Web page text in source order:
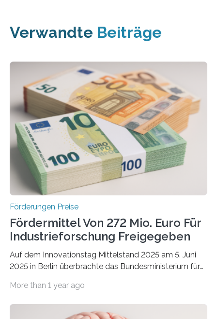
Verwandte Beiträge
Förderungen Preise
Fördermittel Von 272 Mio. Euro Für
Industrieforschung Freigegeben
Auf dem Innovationstag Mittelstand 2025 am 5. Juni
2025 in Berlin überbrachte das Bundesministerium für
Überplanmäßige Verpflichtungsermächtigungen in
Woche vom Haushaltsausschuss freigegeben – unter
More than 1 year ago